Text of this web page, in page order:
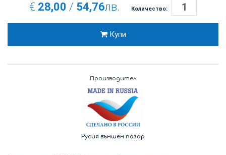
€ 28,00 / 54,76лв. Количество:
Купи
Производител
Русия външен пазар